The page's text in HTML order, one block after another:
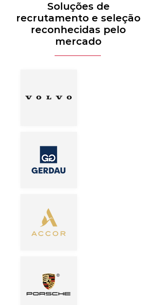
Soluções de
recrutamento e seleção
reconhecidas pelo
mercado